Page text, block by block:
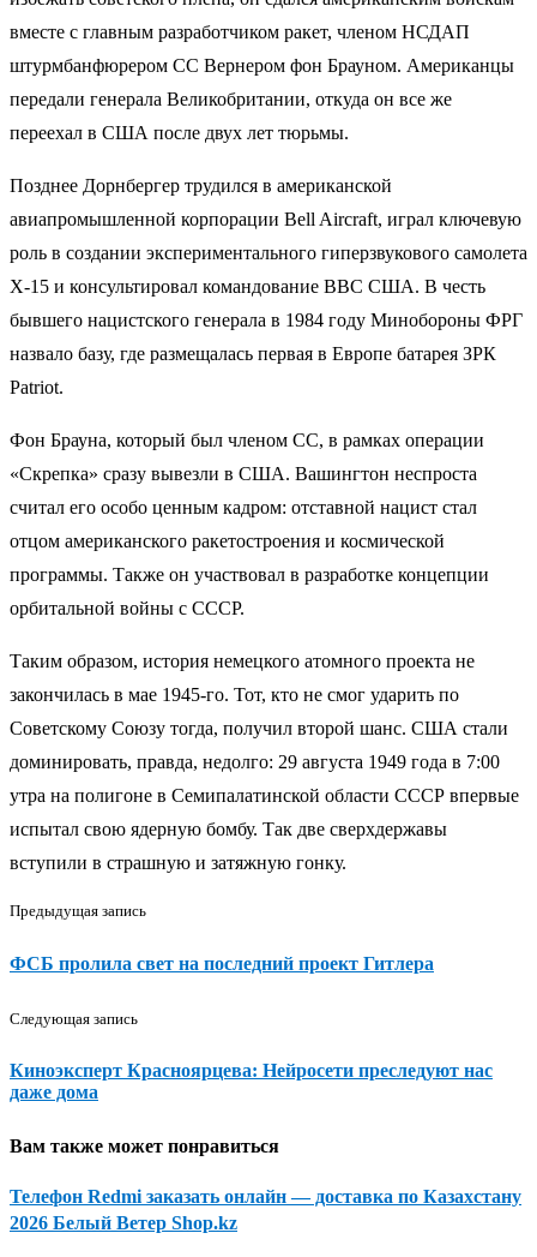
вместе с главным разработчиком ракет, членом НСДАП
штурмбанфюрером СС Вернером фон Брауном. Американцы
передали генерала Великобритании, откуда он все же
переехал в США после двух лет тюрьмы.
Позднее Дорнбергер трудился в американской
авиапромышленной корпорации Bell Aircraft, играл ключевую
роль в создании экспериментального гиперзвукового самолета
X-15 и консультировал командование ВВС США. В честь
бывшего нацистского генерала в 1984 году Минобороны ФРГ
назвало базу, где размещалась первая в Европе батарея ЗРК
Patriot.
Фон Брауна, который был членом СС, в рамках операции
«Скрепка» сразу вывезли в США. Вашингтон неспроста
считал его особо ценным кадром: отставной нацист стал
отцом американского ракетостроения и космической
программы. Также он участвовал в разработке концепции
орбитальной войны с СССР.
Таким образом, история немецкого атомного проекта не
закончилась в мае 1945-го. Тот, кто не смог ударить по
Советскому Союзу тогда, получил второй шанс. США стали
доминировать, правда, недолго: 29 августа 1949 года в 7:00
утра на полигоне в Семипалатинской области СССР впервые
испытал свою ядерную бомбу. Так две сверхдержавы
вступили в страшную и затяжную гонку.
Предыдущая запись
ФСБ пролила свет на последний проект Гитлера
Следующая запись
Киноэксперт Красноярцева: Нейросети преследуют нас
даже дома
Вам также может понравиться
Телефон Redmi заказать онлайн — доставка по Казахстану
2026 Белый Ветер Shop.kz